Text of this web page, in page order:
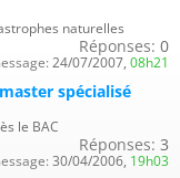
naturelles
Réponses: 0
24/07/2007, 08h21
spécialisé
le BAC
Réponses: 3
30/04/2006, 19h03